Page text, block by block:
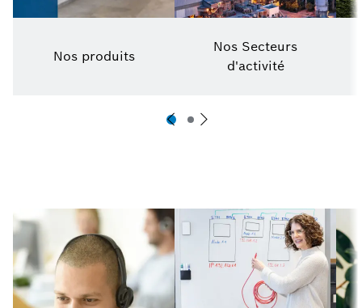
Nos produits
Nos Secteurs
d'activité